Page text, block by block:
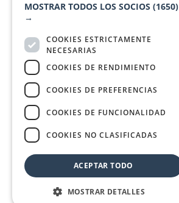
MOSTRAR TODOS LOS SOCIOS (1650)
→
COOKIES ESTRICTAMENTE
NECESARIAS
COOKIES DE RENDIMIENTO
COOKIES DE PREFERENCIAS
COOKIES DE FUNCIONALIDAD
COOKIES NO CLASIFICADAS
ACEPTAR TODO
MOSTRAR DETALLES